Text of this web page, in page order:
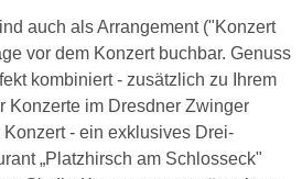
auch als Arrangement ("Konzert
vor dem Konzert buchbar. Genuss
kombiniert - zusätzlich zu Ihrem
Konzerte im Dresdner Zwinger
- ein exklusives Drei-
„Platzhirsch am Schlosseck"